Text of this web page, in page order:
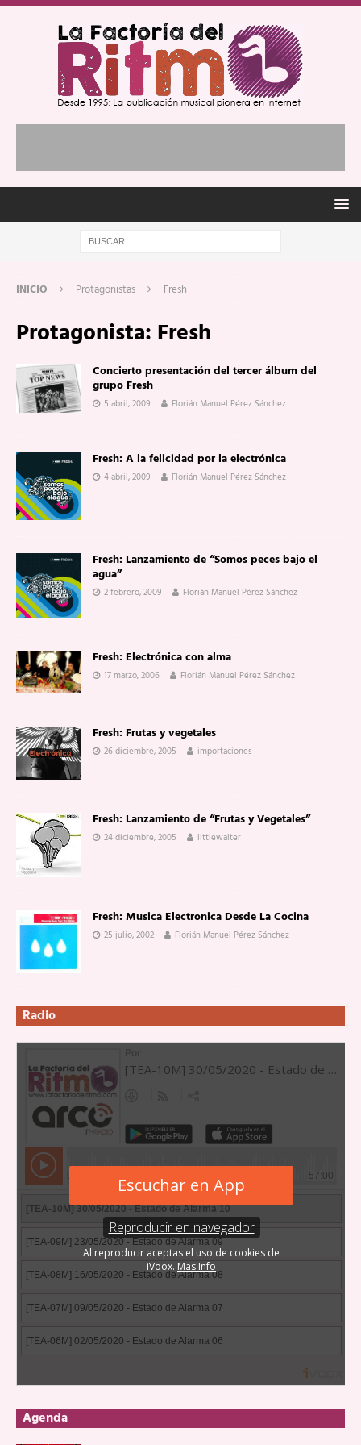
INICIO Protagonistas Fresh
Protagonista: Fresh
Concierto presentación del tercer álbum del
grupo Fresh
5 abril, 2009 Florián Manuel Pérez Sánchez
Fresh: A la felicidad por la electrónica
4 abril, 2009 Florián Manuel Pérez Sánchez
Fresh: Lanzamiento de “Somos peces bajo el
agua”
2 febrero, 2009 Florián Manuel Pérez Sánchez
Fresh: Electrónica con alma
17 marzo, 2006 Florián Manuel Pérez Sánchez
Fresh: Frutas y vegetales
26 diciembre, 2005 importaciones
Fresh: Lanzamiento de “Frutas y Vegetales”
24 diciembre, 2005 littlewalter
Fresh: Musica Electronica Desde La Cocina
25 julio, 2002 Florián Manuel Pérez Sánchez
Radio
Agenda